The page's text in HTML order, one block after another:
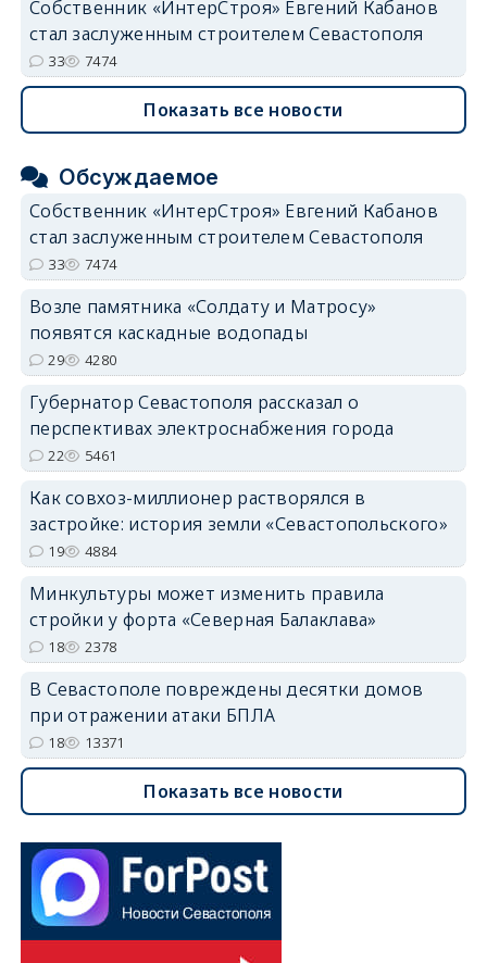
Собственник «ИнтерСтроя» Евгений Кабанов
стал заслуженным строителем Севастополя
33 7474
Показать все новости
Обсуждаемое
Собственник «ИнтерСтроя» Евгений Кабанов
стал заслуженным строителем Севастополя
33 7474
Возле памятника «Солдату и Матросу»
появятся каскадные водопады
29 4280
Губернатор Севастополя рассказал о
перспективах электроснабжения города
22 5461
Как совхоз-миллионер растворялся в
застройке: история земли «Севастопольского»
19 4884
Минкультуры может изменить правила
стройки у форта «Северная Балаклава»
18 2378
В Севастополе повреждены десятки домов
при отражении атаки БПЛА
18 13371
Показать все новости